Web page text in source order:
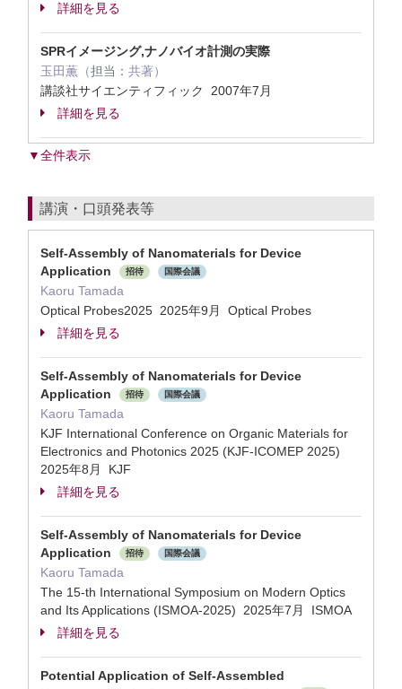
詳細を見る
SPRイメージング,ナノバイオ計測の実際
玉田薫（担当： 共著）
講談社サイエンティフィック 2007年7月
詳細を見る
▼全件表示
講演・口頭発表等
Self-Assembly of Nanomaterials for Device
Application
招待 国際会議
Kaoru Tamada
Optical Probes2025 2025年9月 Optical Probes
詳細を見る
Self-Assembly of Nanomaterials for Device
Application
招待 国際会議
Kaoru Tamada
KJF International Conference on Organic Materials for
Electronics and Photonics 2025 (KJF-ICOMEP 2025)
2025年8月 KJF
詳細を見る
Self-Assembly of Nanomaterials for Device
Application
招待 国際会議
Kaoru Tamada
The 15-th International Symposium on Modern Optics
and Its Applications (ISMOA-2025) 2025年7月 ISMOA
詳細を見る
Potential Application of Self-Assembled